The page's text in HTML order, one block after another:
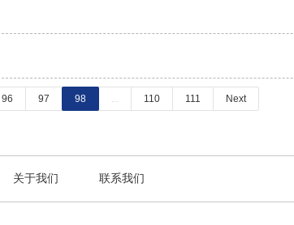
96 97 98 110 111 Next
关于我们 联系我们